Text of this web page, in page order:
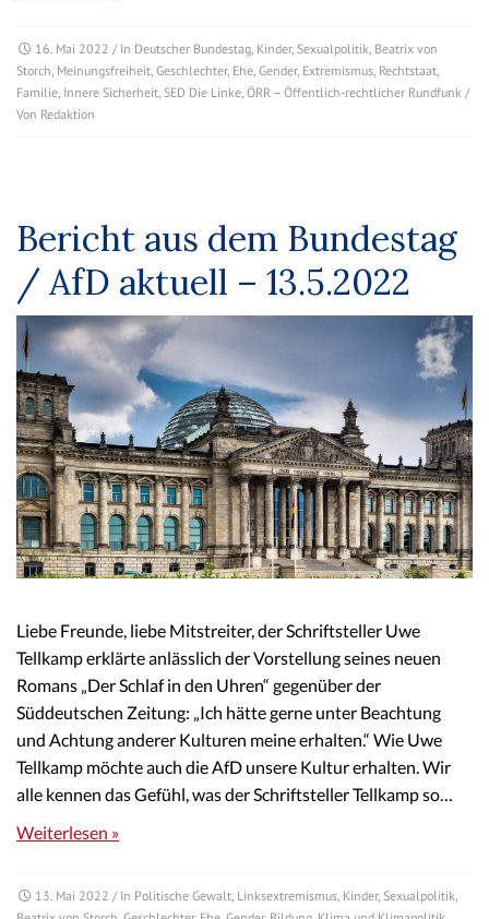
16. Mai 2022 / In Deutscher Bundestag, Kinder, Sexualpolitik, Beatrix von
Storch, Meinungsfreiheit, Geschlechter, Ehe, Gender, Extremismus, Rechtstaat,
Familie, Innere Sicherheit, SED Die Linke, ÖRR – Öffentlich-rechtlicher Rundfunk /
Von Redaktion
Bericht aus dem Bundestag
/ AfD aktuell – 13.5.2022
Liebe Freunde, liebe Mitstreiter, der Schriftsteller Uwe
Tellkamp erklärte anlässlich der Vorstellung seines neuen
Romans „Der Schlaf in den Uhren“ gegenüber der
Süddeutschen Zeitung: „Ich hätte gerne unter Beachtung
und Achtung anderer Kulturen meine erhalten.“ Wie Uwe
Tellkamp möchte auch die AfD unsere Kultur erhalten. Wir
alle kennen das Gefühl, was der Schriftsteller Tellkamp so…
Weiterlesen »
13. Mai 2022 / In Politische Gewalt, Linksextremismus, Kinder, Sexualpolitik,